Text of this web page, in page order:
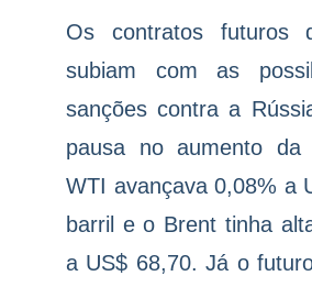
Os contratos futuros
subiam com as
sanções contra a
pausa no aumento da
WTI avançava 0,08% a
barril e o Brent tinha
a US$ 68,70. Já o